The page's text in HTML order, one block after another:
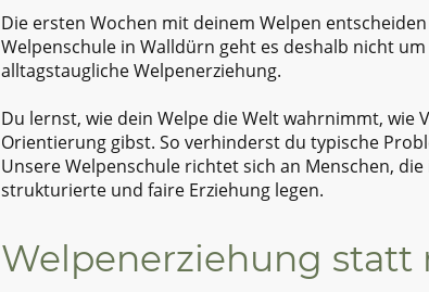
Die ersten Wochen mit deinem Welpen
Welpenschule in Walldürn geht es deshalb nicht
alltagstaugliche Welpenerziehung.
Du lernst, wie dein Welpe die Welt wahrnimmt,
Orientierung gibst. So verhinderst du typische
Unsere Welpenschule richtet sich an Menschen,
strukturierte und faire Erziehung legen.
Welpenerziehung statt